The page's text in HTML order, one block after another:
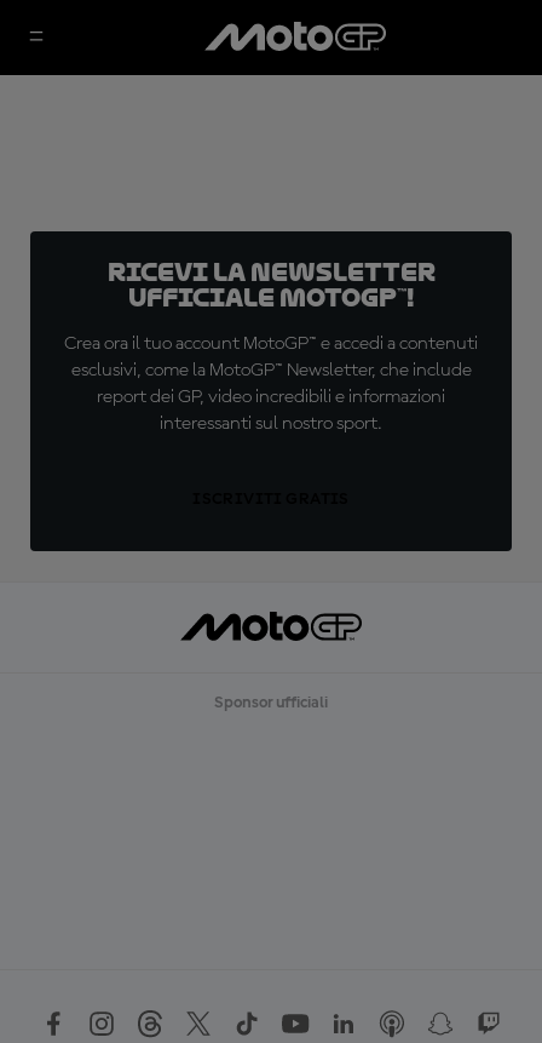
Ricevi la newsletter
ufficiale MotoGP™!
Crea ora il tuo account MotoGP™ e accedi a contenuti
esclusivi, come la MotoGP™ Newsletter, che include
report dei GP, video incredibili e informazioni
interessanti sul nostro sport.
Sponsor ufficiali